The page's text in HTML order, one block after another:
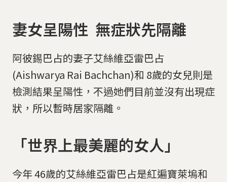
妻女呈陽性 無症狀先隔離
阿彼錫巴占的妻子艾絲維亞雷巴占
(Aishwarya Rai Bachchan)和 8歲的女兒則是
檢測結果呈陽性，不過她們目前並沒有出現症
狀，所以暫時居家隔離。
「世界上最美麗的女人」
今年 46歲的艾絲維亞雷巴占是紅遍寶萊塢和